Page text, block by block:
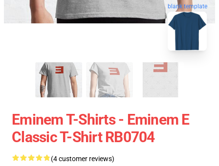
blank template
Eminem T-Shirts - Eminem E
Classic T-Shirt RB0704
(4 customer reviews)